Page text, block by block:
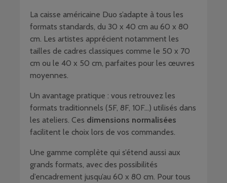
La caisse américaine Duo s’adapte à tous les
formats standards, du 30 x 40 cm au 60 x 80
cm. Les artistes apprécient notamment les
tailles de cadres classiques comme le 50 x 70
cm ou le 40 x 50 cm, parfaites pour les œuvres
moyennes.
Un avantage pratique : vous retrouvez les
formats traditionnels (5F, 8F, 10F…) utilisés dans
les ateliers. Ces dimensions normalisées
facilitent le choix lors de vos commandes.
Une gamme complète qui s’étend aussi aux
grands formats, avec des possibilités
d’encadrement jusqu’au 60 x 80 cm. Pour tous